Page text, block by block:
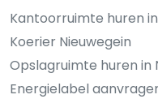
Kantoorruimte huren
Koerier Nieuwegein
Opslagruimte huren in
Energielabel